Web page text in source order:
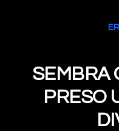
SEMBRA
PRESO